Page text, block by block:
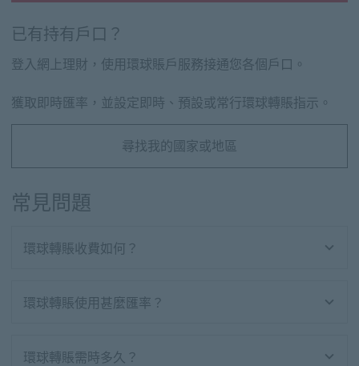
已有持有戶口？
登入網上理財，使用環球賬戶服務接通您各個戶口。
獲取即時匯率，並設定即時、預設或常行環球轉賬指示。
尋找我的國家或地區
常見問題
環球轉賬收費如何？
環球轉賬使用甚麼匯率？
環球轉賬需時多久？